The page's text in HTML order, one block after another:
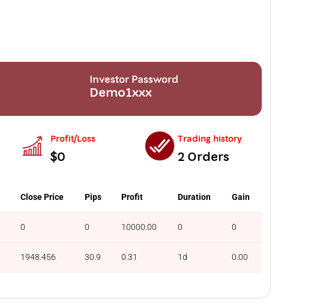
Investor Password
Demo1xxx
Profit/Loss
$0
Trading history
2 Orders
Close Price Pips Profit Duration Gain
0 0 10000.00 0 0
1948.456 30.9 0.31 1d 0.00